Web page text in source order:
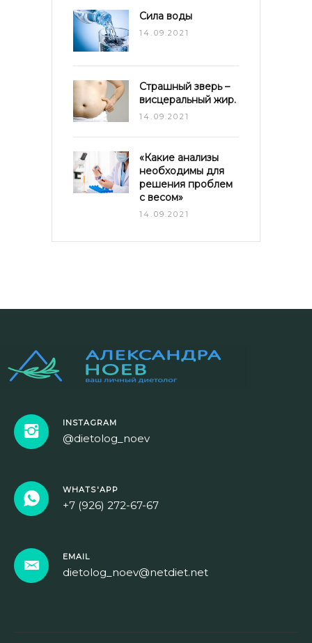
Сила воды
14.09.2021
Страшный зверь –
висцеральный жир.
14.09.2021
«Какие анализы
необходимы для
решения проблем
с весом»
14.09.2021
INSTAGRAM
@dietolog_noev
WHATS'APP
+7 (926) 272-67-67
EMAIL
dietolog_noev@netdiet.net